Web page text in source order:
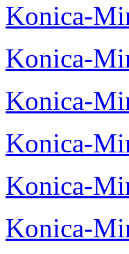
Konica-
Konica-
Konica-
Konica-
Konica-
Konica-